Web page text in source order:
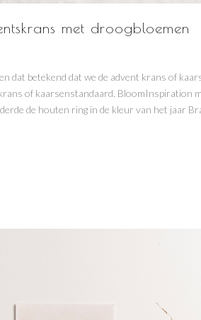
met droogbloemen
dat betekend dat we de advent krans of
of kaarsenstandaard. BloomInspiration
de houten ring in de kleur van het jaar